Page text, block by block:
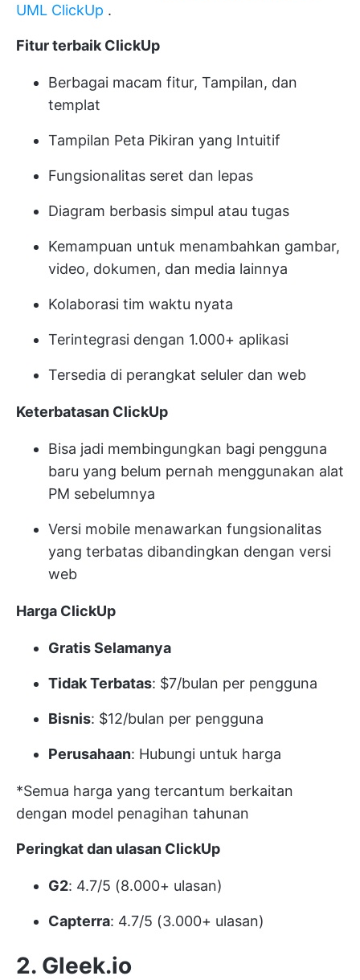
UML ClickUp .
Fitur terbaik ClickUp
Berbagai macam fitur, Tampilan, dan
templat
Tampilan Peta Pikiran yang Intuitif
Fungsionalitas seret dan lepas
Diagram berbasis simpul atau tugas
Kemampuan untuk menambahkan gambar,
video, dokumen, dan media lainnya
Kolaborasi tim waktu nyata
Terintegrasi dengan 1.000+ aplikasi
Tersedia di perangkat seluler dan web
Keterbatasan ClickUp
Bisa jadi membingungkan bagi pengguna
baru yang belum pernah menggunakan alat
PM sebelumnya
Versi mobile menawarkan fungsionalitas
yang terbatas dibandingkan dengan versi
web
Harga ClickUp
Gratis Selamanya
Tidak Terbatas: $7/bulan per pengguna
Bisnis: $12/bulan per pengguna
Perusahaan: Hubungi untuk harga
*Semua harga yang tercantum berkaitan
dengan model penagihan tahunan
Peringkat dan ulasan ClickUp
G2: 4.7/5 (8.000+ ulasan)
Capterra: 4.7/5 (3.000+ ulasan)
2. Gleek.io